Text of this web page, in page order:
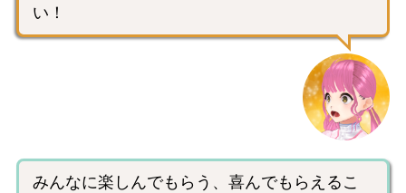
い！
みんなに楽しんでもらう、喜んでもらえるこ